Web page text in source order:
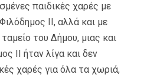
παιδικές χαρές με
ΙΙ, αλλά και με
του Δήμου, μιας και
ΙΙ ήταν λίγα και δεν
χαρές για όλα τα χωριά,